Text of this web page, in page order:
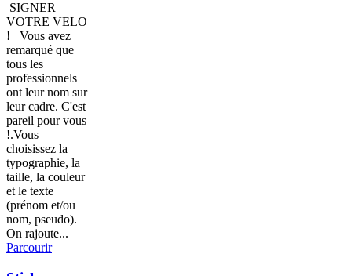
SIGNER
VOTRE VELO
! Vous avez
remarqué que
tous les
professionnels
ont leur nom sur
leur cadre. C'est
pareil pour vous
!.Vous
choisissez la
typographie, la
taille, la couleur
et le texte
(prénom et/ou
nom, pseudo).
On rajoute...
Parcourir